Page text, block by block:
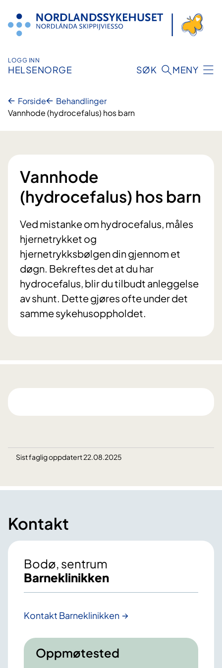
innhold
LOGG INN
HELSENORGE SØK MENY
Forside
Behandlinger
Vannhode (hydrocefalus) hos barn
Vannhode
(hydrocefalus) hos barn
Ved mistanke om hydrocefalus, måles
hjernetrykket og
hjernetrykksbølgen din gjennom et
døgn. Bekreftes det at du har
hydrocefalus, blir du tilbudt anleggelse
av shunt. Dette gjøres ofte under det
samme sykehusoppholdet.
Sist faglig oppdatert 22.08.2025
Kontakt
Bodø, sentrum
Barneklinikken
Kontakt Barneklinikken
Oppmøtested